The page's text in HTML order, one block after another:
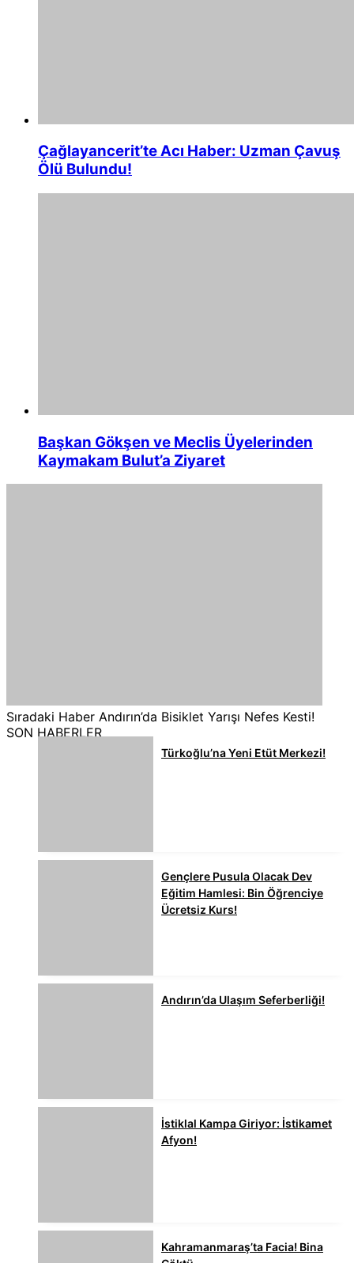
Çağlayancerit’te Acı Haber: Uzman Çavuş
Ölü Bulundu!
Başkan Gökşen ve Meclis Üyelerinden
Kaymakam Bulut’a Ziyaret
Sıradaki Haber Andırın’da Bisiklet Yarışı Nefes Kesti!
SON HABERLER
Türkoğlu’na Yeni Etüt Merkezi!
Gençlere Pusula Olacak Dev
Eğitim Hamlesi: Bin Öğrenciye
Ücretsiz Kurs!
Andırın’da Ulaşım Seferberliği!
İstiklal Kampa Giriyor: İstikamet
Afyon!
Kahramanmaraş’ta Facia! Bina